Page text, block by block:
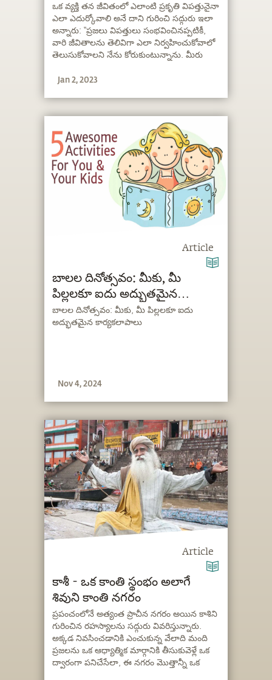
ఒక వ్యక్తి తన జీవితంలో ఎలాంటి ప్రకృతి విపత్తునైనా
ఎలా ఎదుర్కోవాలి అనే దాని గురించి సద్గురు ఇలా
అన్నారు: “ప్రజలు విపత్తులు సంభవించినప్పటికీ,
వారి జీవితాలను తెలివిగా ఎలా నిర్వహించుకోవాలో
తెలుసుకోవాలని నేను కోరుకుంటున్నాను. మీరు
కొంచెం తెలివి ఉంటే చాలు."
Jan 2, 2023
Article
బాలల దినోత్సవం: మీకు, మీ
పిల్లలకూ ఐదు అద్భుతమైన
కార్యకలాపాలు
బాలల దినోత్సవం: మీకు, మీ పిల్లలకూ ఐదు
అద్భుతమైన కార్యకలాపాలు
Nov 4, 2024
Article
కాశీ - ఒక కాంతి స్థంభం అలాగే
శివుని కాంతి నగరం
ప్రపంచంలోనే అత్యంత ప్రాచీన నగరం అయిన కాశిని
గురించిన రహస్యాలను సద్గురు వివరిస్తున్నారు.
అక్కడ నివసించడానికి ఎంచుకున్న వేలాది మంది
ప్రజలను ఒక ఆధ్యాత్మిక మార్గానికి తీసుకువెళ్లే ఒక
ద్వారంగా పనిచేసేలా, ఈ నగరం మొత్తాన్నీ ఒక